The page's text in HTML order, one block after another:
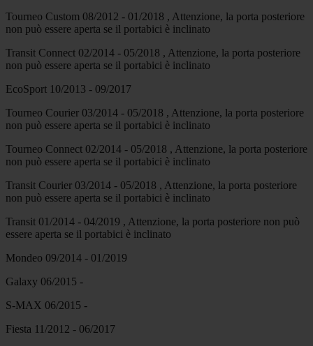
Tourneo Custom 08/2012 - 01/2018 , Attenzione, la porta posteriore
non può essere aperta se il portabici è inclinato
Transit Connect 02/2014 - 05/2018 , Attenzione, la porta posteriore
non può essere aperta se il portabici è inclinato
EcoSport 10/2013 - 09/2017
Tourneo Courier 03/2014 - 05/2018 , Attenzione, la porta posteriore
non può essere aperta se il portabici è inclinato
Tourneo Connect 02/2014 - 05/2018 , Attenzione, la porta posteriore
non può essere aperta se il portabici è inclinato
Transit Courier 03/2014 - 05/2018 , Attenzione, la porta posteriore
non può essere aperta se il portabici è inclinato
Transit 01/2014 - 04/2019 , Attenzione, la porta posteriore non può
essere aperta se il portabici è inclinato
Mondeo 09/2014 - 01/2019
Galaxy 06/2015 -
S-MAX 06/2015 -
Fiesta 11/2012 - 06/2017